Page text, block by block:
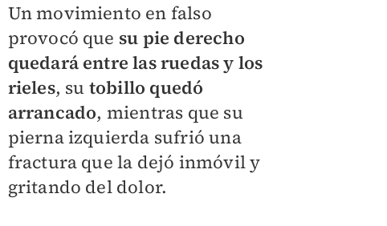
Un movimiento en falso
provocó que su pie derecho
quedará entre las ruedas y los
rieles, su tobillo quedó
arrancado, mientras que su
pierna izquierda sufrió una
fractura que la dejó inmóvil y
gritando del dolor.